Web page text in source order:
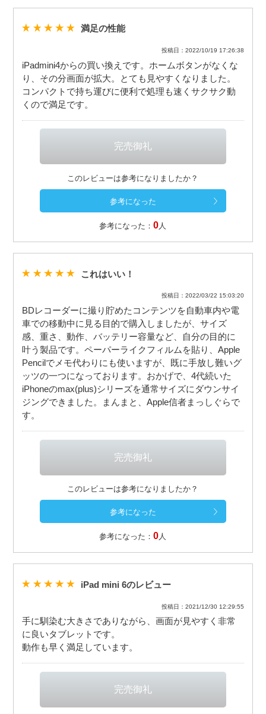
満足の性能
投稿日：2022/10/19 17:26:38
iPadmini4からの買い換えです。ホームボタンがなくな
り、その分画面が拡大。とても見やすくなりました。
コンパクトで持ち運びに便利で処理も速くサクサク動
くので満足です。
このレビューは参考になりましたか？
参考になった：0 人
これはいい！
投稿日：2022/03/22 15:03:20
BDレコーダーに撮り貯めたコンテンツを自動車内や電
車での移動中に見る目的で購入しましたが、サイズ
感、重さ、動作、バッテリー容量など、自分の目的に
叶う製品です。ペーパーライクフィルムを貼り、Apple
Pencilでメモ代わりにも使いますが、既に手放し難いグ
ッツの一つになっております。おかげで、4代続いた
iPhoneのmax(plus)シリーズを通常サイズにダウンサイ
ジングできました。まんまと、Apple信者まっしぐらで
す。
このレビューは参考になりましたか？
参考になった：0 人
iPad mini 6のレビュー
投稿日：2021/12/30 12:29:55
手に馴染む大きさでありながら、画面が見やすく非常
に良いタブレットです。
動作も早く満足しています。